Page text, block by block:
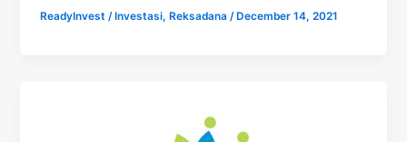
ReadyInvest/ Investasi, Reksadana / December 14, 2021